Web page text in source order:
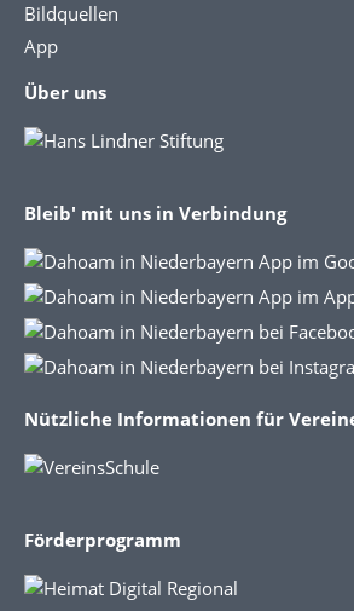
Bildquellen
App
Über uns
Bleib' mit uns in Verbindung
Nützliche Informationen für
Förderprogramm